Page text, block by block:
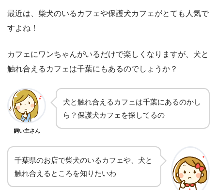
最近は、柴犬のいるカフェや保護犬カフェがとても人気で
すよね！
カフェにワンちゃんがいるだけで楽しくなりますが、犬と
触れ合えるカフェは千葉にもあるのでしょうか？
飼い主さん
犬と触れ合えるカフェは千葉にあるのかし
ら？保護犬カフェを探してるの
千葉県のお店で柴犬のいるカフェや、犬と
触れ合えるところを知りたいわ